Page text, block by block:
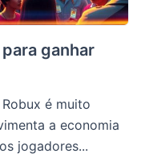
ganhar
é muito
a economia
jogadores...